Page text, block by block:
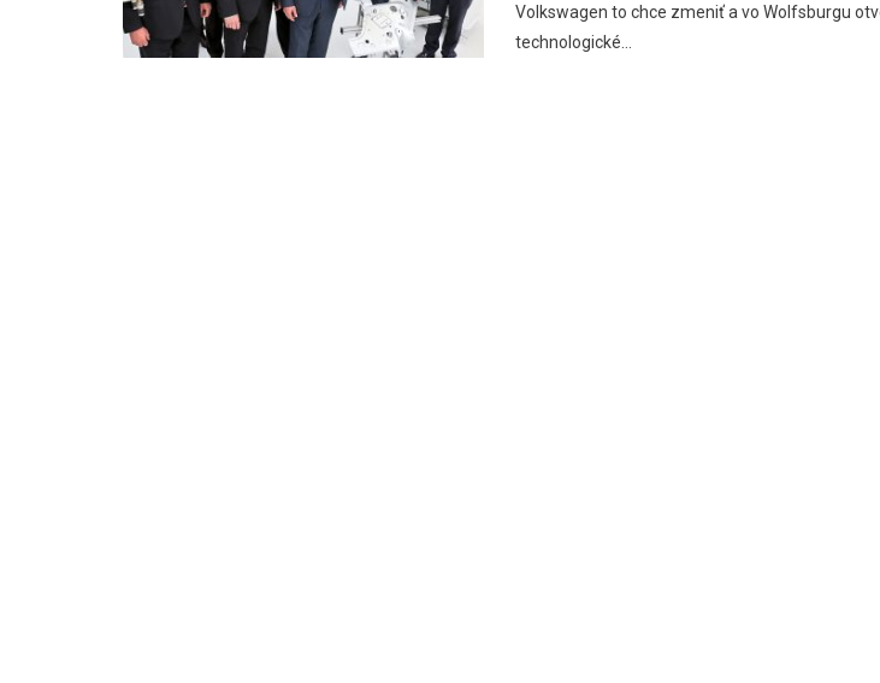
Volkswagen to chce zmeniť a vo Wolfsburgu
technologické…